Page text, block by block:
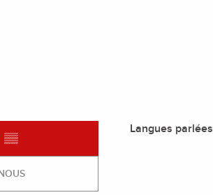
▒▒
Langues parlées
Langues parlées